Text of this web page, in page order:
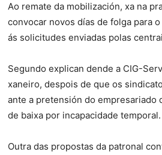
Ao remate da mobilización, xa na
convocar novos días de folga para
ás solicitudes enviadas polas
Segundo explican dende a CIG-
xaneiro, despois de que os
ante a pretensión do empresariado
de baixa por incapacidade temporal.
Outra das propostas da patronal